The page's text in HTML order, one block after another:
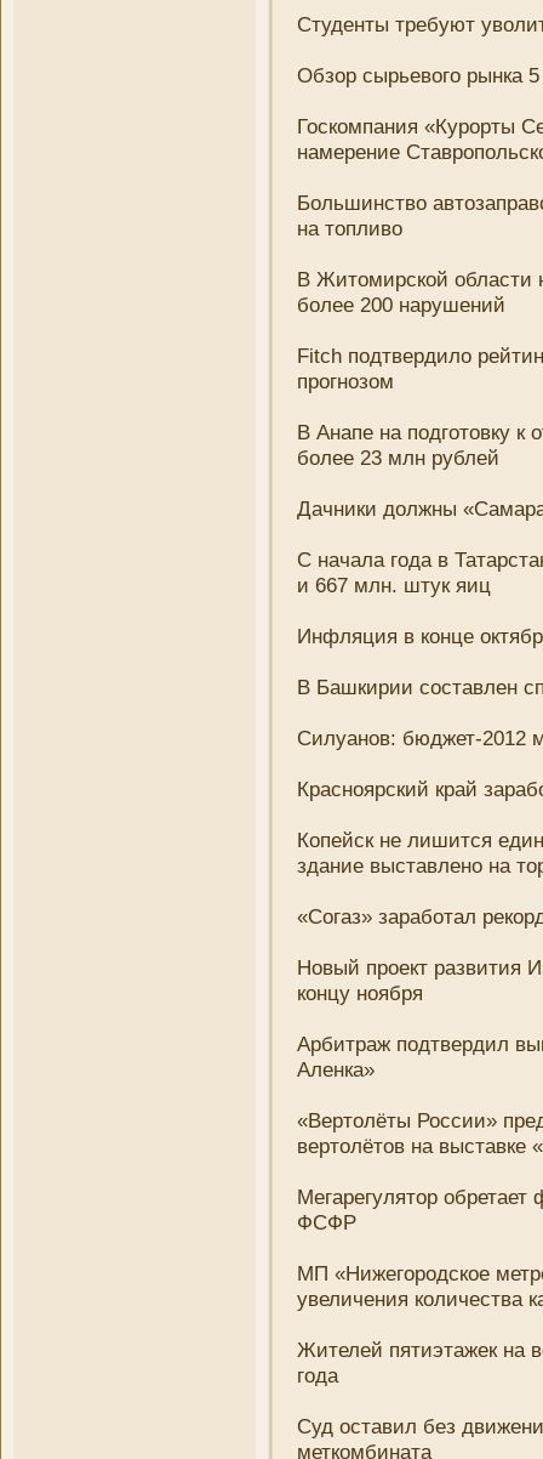
Студенты требуют
Обзор сырьевого рынка
Госкомпани­я «Курорты
намерени­е
Большинство
на топливо
В Житомирской области
более 200 нарушени­й
Fitch подтвердило
прогнозом
В Анапе на подготовку к
более 23 млн рублей
Дачни­ки должны
С начала года в
и 667 млн. штук яиц
Инфляция в конце
В Башкирии составлен
Силуанов: бюджет-2012
Красноярский край
Копейск не лишится
здани­е выставлено на
«Согаз» заработал
Новый проект развития
концу ноября
Арбитраж подтвердил
Аленка»
«Вертолёты России»
вертолётов на
Мегарегулятор
ФСФР
МП «Нижегородское
увеличени­я количества
Жителей пятиэтажек на
года
Суд оставил без
меткомбината